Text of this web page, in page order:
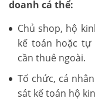
doanh cá thể:
Chủ shop, hộ
kế toán hoặc tự
cần thuê ngoài.
Tổ chức, cá
sát kế toán hộ